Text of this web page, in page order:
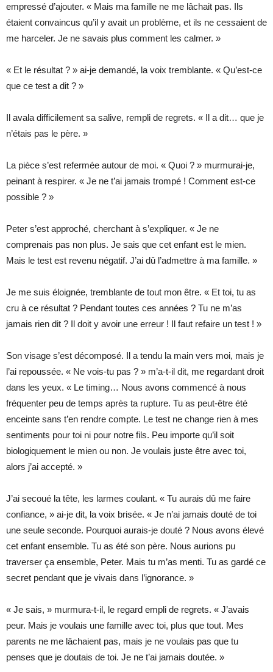
empressé d’ajouter. « Mais ma famille ne me lâchait pas. Ils
étaient convaincus qu’il y avait un problème, et ils ne cessaient de
me harceler. Je ne savais plus comment les calmer. »
« Et le résultat ? » ai-je demandé, la voix tremblante. « Qu’est-ce
que ce test a dit ? »
Il avala difficilement sa salive, rempli de regrets. « Il a dit… que je
n’étais pas le père. »
La pièce s’est refermée autour de moi. « Quoi ? » murmurai-je,
peinant à respirer. « Je ne t’ai jamais trompé ! Comment est-ce
possible ? »
Peter s’est approché, cherchant à s’expliquer. « Je ne
comprenais pas non plus. Je sais que cet enfant est le mien.
Mais le test est revenu négatif. J’ai dû l’admettre à ma famille. »
Je me suis éloignée, tremblante de tout mon être. « Et toi, tu as
cru à ce résultat ? Pendant toutes ces années ? Tu ne m’as
jamais rien dit ? Il doit y avoir une erreur ! Il faut refaire un test ! »
Son visage s’est décomposé. Il a tendu la main vers moi, mais je
l’ai repoussée. « Ne vois-tu pas ? » m’a-t-il dit, me regardant droit
dans les yeux. « Le timing… Nous avons commencé à nous
fréquenter peu de temps après ta rupture. Tu as peut-être été
enceinte sans t’en rendre compte. Le test ne change rien à mes
sentiments pour toi ni pour notre fils. Peu importe qu’il soit
biologiquement le mien ou non. Je voulais juste être avec toi,
alors j’ai accepté. »
J’ai secoué la tête, les larmes coulant. « Tu aurais dû me faire
confiance, » ai-je dit, la voix brisée. « Je n’ai jamais douté de toi
une seule seconde. Pourquoi aurais-je douté ? Nous avons élevé
cet enfant ensemble. Tu as été son père. Nous aurions pu
traverser ça ensemble, Peter. Mais tu m’as menti. Tu as gardé ce
secret pendant que je vivais dans l’ignorance. »
« Je sais, » murmura-t-il, le regard empli de regrets. « J’avais
peur. Mais je voulais une famille avec toi, plus que tout. Mes
parents ne me lâchaient pas, mais je ne voulais pas que tu
penses que je doutais de toi. Je ne t’ai jamais doutée. »